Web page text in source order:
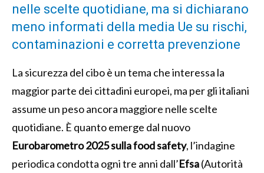
nelle scelte quotidiane, ma si dichiarano
meno informati della media Ue su rischi,
contaminazioni e corretta prevenzione
La sicurezza del cibo è un tema che interessa la
maggior parte dei cittadini europei, ma per gli italiani
assume un peso ancora maggiore nelle scelte
quotidiane. È quanto emerge dal nuovo
Eurobarometro 2025 sulla food safety, l’indagine
periodica condotta ogni tre anni dall’Efsa(Autorità